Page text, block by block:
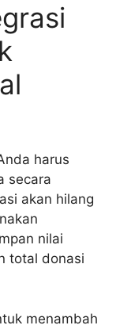
harus
secara
akan hilang
nilai
total donasi
menambah